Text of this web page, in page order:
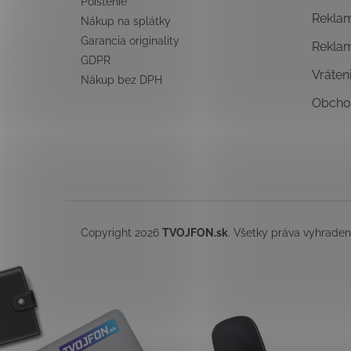
Nákup na splátky
Garancia originality
GDPR
Nákup bez DPH
Copyright 2026 TVOJFON.sk. Všetky práva